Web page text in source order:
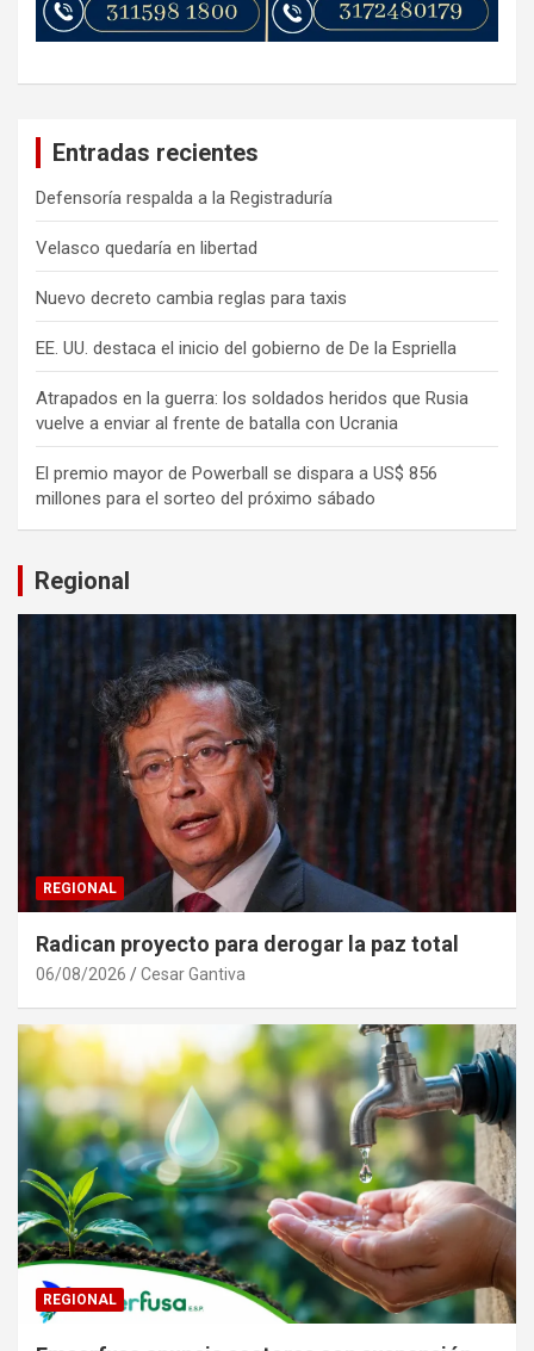
Entradas recientes
Defensoría respalda a la Registraduría
Velasco quedaría en libertad
Nuevo decreto cambia reglas para taxis
EE. UU. destaca el inicio del gobierno de De la Espriella
Atrapados en la guerra: los soldados heridos que Rusia
vuelve a enviar al frente de batalla con Ucrania
El premio mayor de Powerball se dispara a US$ 856
millones para el sorteo del próximo sábado
Regional
REGIONAL
Radican proyecto para derogar la paz total
06/08/2026 Cesar Gantiva
REGIONAL